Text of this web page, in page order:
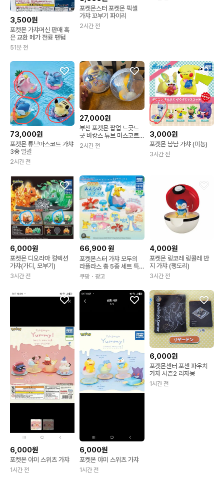
3,500원
포켓몬 가챠머신 판매 혹
은 교환 메가 전룡 팬텀
51분 전
포켓몬스터 포켓몬 픽셀
가챠 꼬부기 파이리
2시간 전
73,000원
포켓몬 튜브마스코트 가챠
3종 일괄
2시간 전
27,000원
부산 포켓몬 팝업 느긋느
긋 바캉스 튜브 마스코트
키링 가챠 피카츄
2시간 전
3,000원
포켓몬 냠냠 가챠 (미뇽)
3시간 전
6,000원
포켓몬 디오라마 컬렉션
가챠(가디, 모부기)
3시간 전
66,900원
포켓몬스터 가챠 모두의
라플라스 총 5종 세트 특
급국제배송(3~4일소요) 1
개
쿠팡 ・광고
4,000원
포켓몬 링코레 링콜레 반
지 가챠 (팽도리)
3시간 전
6,000원
포켓몬 야미 스위츠 가챠
1시간 전
6,000원
포켓몬 야미 스위츠 가챠
1시간 전
6,000원
포켓몬센터 포센 파우치
가챠 시즌2 리자몽
1시간 전